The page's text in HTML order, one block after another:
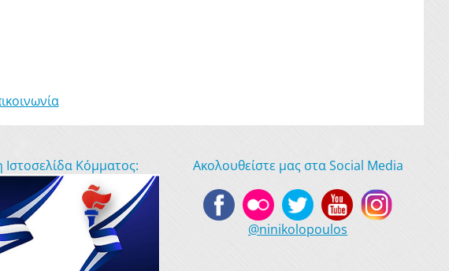
Ιστοσελίδα Κόμματος: Ακολουθείστε μας στα Social Media
@ninikolopoulos